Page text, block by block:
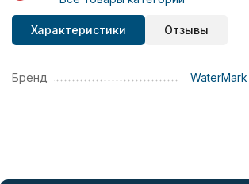
Характеристики Отзывы
Бренд WaterMark